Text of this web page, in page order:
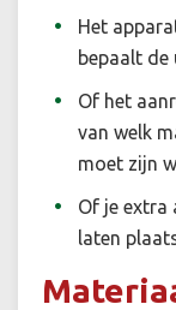
Het
bepaalt de
Of het
van welk
moet zijn
Of je extra
laten